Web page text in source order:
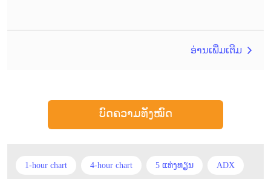
ອ່ານເພີ່ມເຕີມ
ບົດຄວາມທັງໝົດ
1-hour chart 4-hour chart 5 ແທ່ງທຽນ ADX